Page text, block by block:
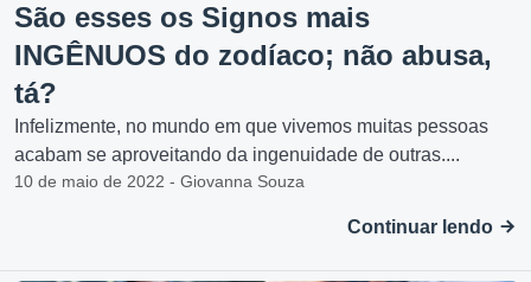
São esses os Signos mais
INGÊNUOS do zodíaco; não abusa,
tá?
Infelizmente, no mundo em que vivemos muitas pessoas
acabam se aproveitando da ingenuidade de outras....
10 de maio de 2022 - Giovanna Souza
Continuar lendo